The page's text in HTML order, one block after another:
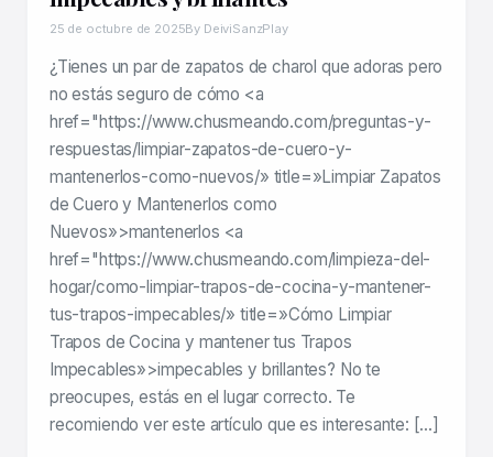
25 de octubre de 2025By DeiviSanzPlay
¿Tienes un par de zapatos de charol que adoras pero
no estás seguro de cómo <a
href="https://www.chusmeando.com/preguntas-y-
respuestas/limpiar-zapatos-de-cuero-y-
mantenerlos-como-nuevos/» title=»Limpiar Zapatos
de Cuero y Mantenerlos como
Nuevos»>mantenerlos <a
href="https://www.chusmeando.com/limpieza-del-
hogar/como-limpiar-trapos-de-cocina-y-mantener-
tus-trapos-impecables/» title=»Cómo Limpiar
Trapos de Cocina y mantener tus Trapos
Impecables»>impecables y brillantes? No te
preocupes, estás en el lugar correcto. Te
recomiendo ver este artículo que es interesante: […]